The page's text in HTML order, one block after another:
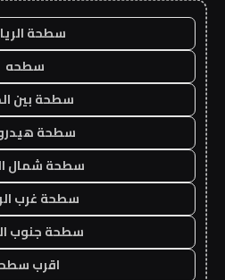
سطحة
سطحه
سطحة بين
سطحة
سطحة شمال
سطحة غرب
سطحة جنوب
اقرب